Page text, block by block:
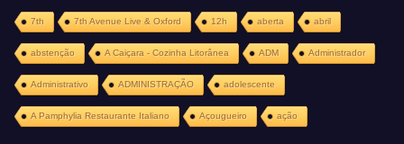
7th 7th Avenue Live & Oxford 12h aberta abril
abstenção A Caiçara - Cozinha Litorânea ADM Administrador
Administrativo ADMINISTRAÇÃO adolescente
A Pamphylia Restaurante Italiano Açougueiro ação